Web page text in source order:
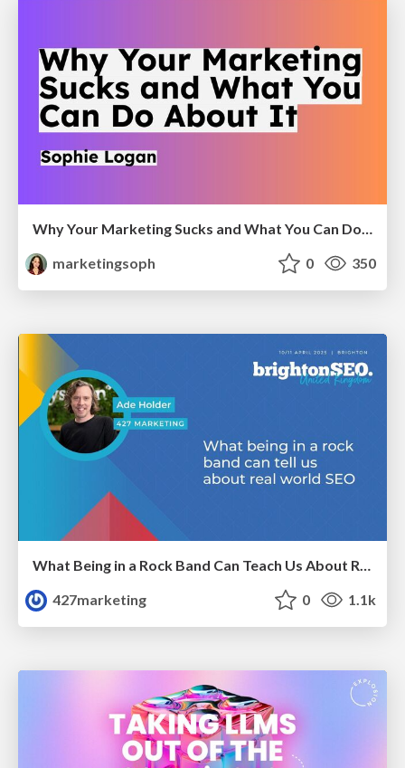
Why Your Marketing Sucks and What You Can Do About It - Sophie Logan
marketingsoph
0 350
What Being in a Rock Band Can Teach Us About Real World SEO
427marketing
0 1.1k